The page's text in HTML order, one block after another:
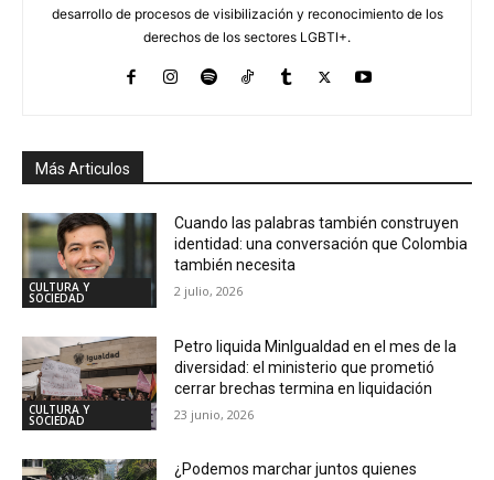
desarrollo de procesos de visibilización y reconocimiento de los
derechos de los sectores LGBTI+.
Más Articulos
CULTURA Y
SOCIEDAD
Cuando las palabras también construyen
identidad: una conversación que Colombia
también necesita
2 julio, 2026
CULTURA Y
SOCIEDAD
Petro liquida MinIgualdad en el mes de la
diversidad: el ministerio que prometió
cerrar brechas termina en liquidación
23 junio, 2026
¿Podemos marchar juntos quienes